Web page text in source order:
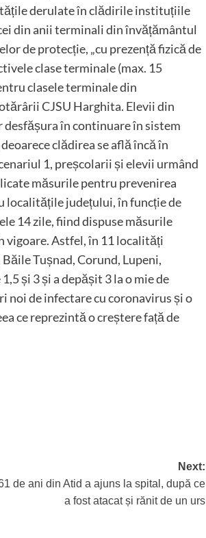
derulate în clădirile instituțiile
din anii terminali din învățământul
de protecție, „cu prezență fizică de
clase terminale (max. 15
clasele terminale din
CJSU Harghita. Elevii din
în continuare în sistem
clădirea se află încă în
1, preșcolarii și elevii urmând
măsurile pentru prevenirea
localitățile județului, în funcție de
14 zile, fiind dispuse măsurile
vigoare. Astfel, în 11 localități
Tușnad, Corund, Lupeni,
și 3 și a depășit 3 la o mie de
noi de infectare cu coronavirus și o
ce reprezintă o creștere față de
Next:
de ani din Atid a ajuns la spital, după ce
a fost atacat și rănit de un urs